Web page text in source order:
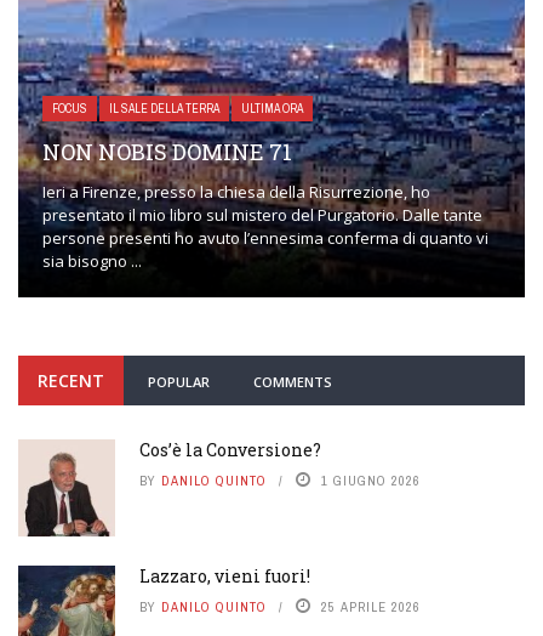
FOCUS IL SALE DELLA TERRA ULTIMA ORA
NON NOBIS DOMINE 71
Ieri a Firenze, presso la chiesa della Risurrezione, ho
presentato il mio libro sul mistero del Purgatorio. Dalle tante
persone presenti ho avuto l’ennesima conferma di quanto vi
sia bisogno ...
RECENT POPULAR COMMENTS
Cos’è la Conversione?
BY DANILO QUINTO 1 GIUGNO 2026
Lazzaro, vieni fuori!
BY DANILO QUINTO 25 APRILE 2026